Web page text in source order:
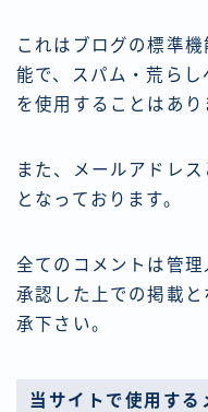
これはブログの標準
能で、スパム・荒ら
を使用することはあり
また、メールアドレ
となっております。
全てのコメントは管理
承認した上での掲載
承下さい。
当サイトで使用する